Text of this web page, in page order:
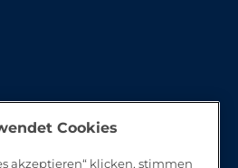
Cookies
akzeptieren“ klicken, stimmen